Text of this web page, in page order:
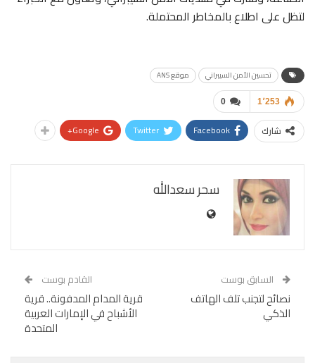
لتظل على اطلاع بالمخاطر المحتملة.
تحسين الأمن السيبراني موقع ANS
0 1٬253
شارك Facebook
Twitter
Google+
سحر سعدالله
السابق بوست
نصائح لتجنب تلف الهاتف
الذكي
القادم بوست
قرية المدام المدفونة.. قرية
الأشباح في الإمارات العربية
المتحدة